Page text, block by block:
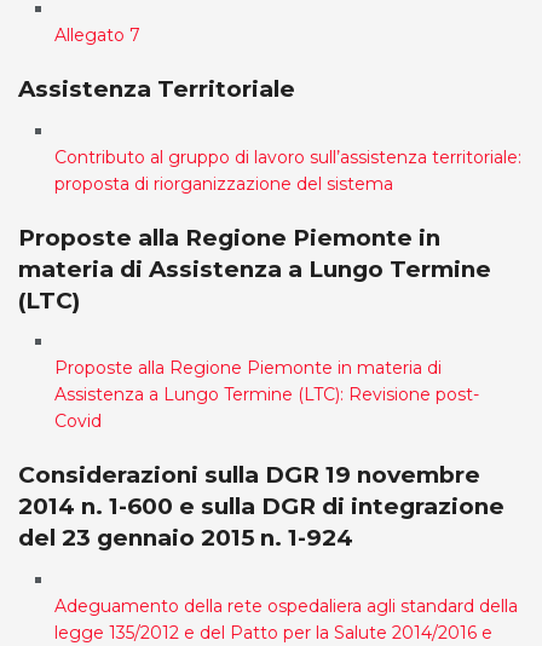
Allegato 7
Assistenza Territoriale
Contributo al gruppo di lavoro sull’assistenza territoriale:
proposta di riorganizzazione del sistema
Proposte alla Regione Piemonte in
materia di Assistenza a Lungo Termine
(LTC)
Proposte alla Regione Piemonte in materia di
Assistenza a Lungo Termine (LTC): Revisione post-
Covid
Considerazioni sulla DGR 19 novembre
2014 n. 1-600 e sulla DGR di integrazione
del 23 gennaio 2015 n. 1-924
Adeguamento della rete ospedaliera agli standard della
legge 135/2012 e del Patto per la Salute 2014/2016 e